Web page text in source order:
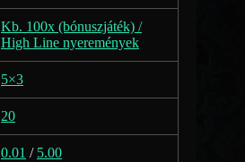
Kb. 100x (bónuszjáték) /
High Line nyeremények
5×3
20
0.01 / 5.00